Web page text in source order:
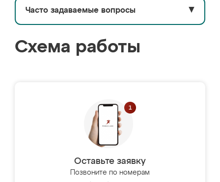
Часто задаваемые вопросы ▼
Схема работы
Оставьте заявку
Позвоните по номерам